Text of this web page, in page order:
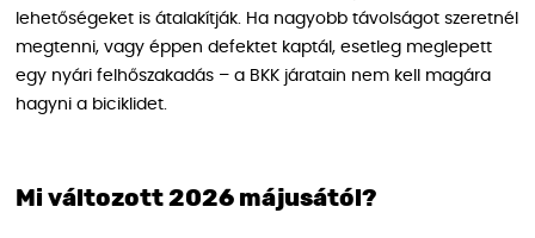
lehetőségeket is átalakítják. Ha nagyobb távolságot szeretnél
megtenni, vagy éppen defektet kaptál, esetleg meglepett
egy nyári felhőszakadás – a BKK járatain nem kell magára
hagyni a biciklidet.
Mi változott 2026 májusától?